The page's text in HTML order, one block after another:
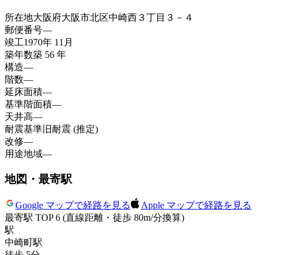
所在地大阪府大阪市北区中崎西３丁目３－４
郵便番号—
竣工1970年 11月
築年数築 56 年
構造—
階数—
延床面積—
基準階面積—
天井高—
耐震基準 旧耐震 (推定)
改修—
用途地域—
地図・最寄駅
Google マップで経路を見る
Apple マップで経路を見る
最寄駅 TOP 6 (直線距離・徒歩 80m/分換算)
駅
中崎町駅